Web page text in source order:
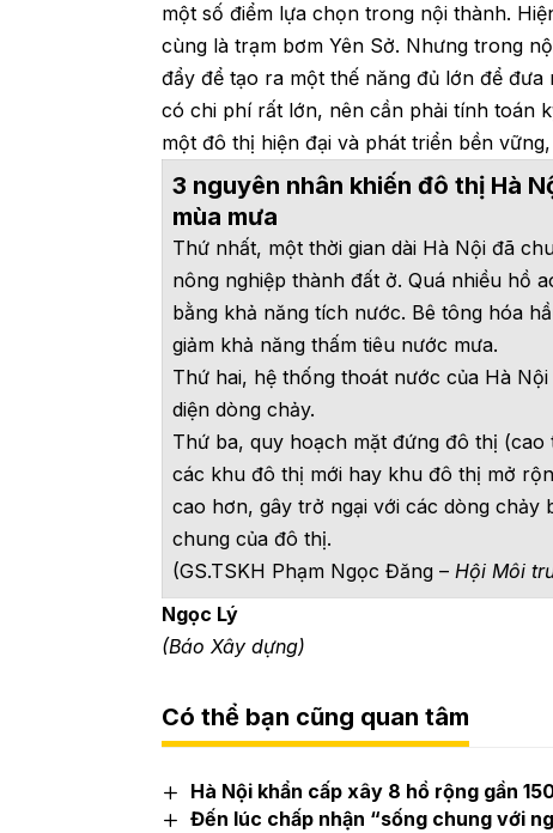
một số điểm lựa chọn trong nội thành.
cùng là trạm bơm Yên Sở. Nhưng trong
đẩy để tạo ra một thế năng đủ lớn để
có chi phí rất lớn, nên cần phải tính toán
một đô thị hiện đại và phát triển bền
3 nguyên nhân khiến đô thị Hà
mùa mưa
Thứ nhất, một thời gian dài Hà Nội đã
nông nghiệp thành đất ở. Quá nhiều hồ
bằng khả năng tích nước. Bê tông hóa
giảm khả năng thấm tiêu nước mưa.
Thứ hai, hệ thống thoát nước của Hà
diện dòng chảy.
Thứ ba, quy hoạch mặt đứng đô thị
các khu đô thị mới hay khu đô thị mở
cao hơn, gây trở ngại với các dòng chảy
chung của đô thị.
(GS.TSKH Phạm Ngọc Đăng –Hội Môi
Ngọc Lý
(Báo Xây dựng)
Có thể bạn cũng quan tâm
Hà Nội khẩn cấp xây 8 hồ rộng gần
Đến lúc chấp nhận “sống chung với